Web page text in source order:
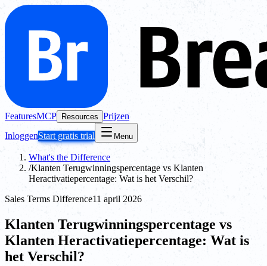
FeaturesMCP Resources Prijzen
InloggenStart gratis trial Menu
What's the Difference
/Klanten Terugwinningspercentage vs Klanten
Heractivatiepercentage: Wat is het Verschil?
Sales Terms Difference11 april 2026
Klanten Terugwinningspercentage vs
Klanten Heractivatiepercentage: Wat is
het Verschil?